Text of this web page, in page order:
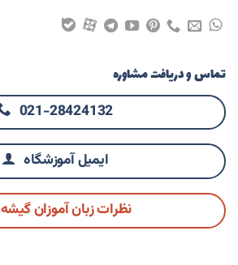
تماس و دریافت مشاوره
021-28424132
ایمیل آموزشگاه
نظرات زبان آموزان گیشه